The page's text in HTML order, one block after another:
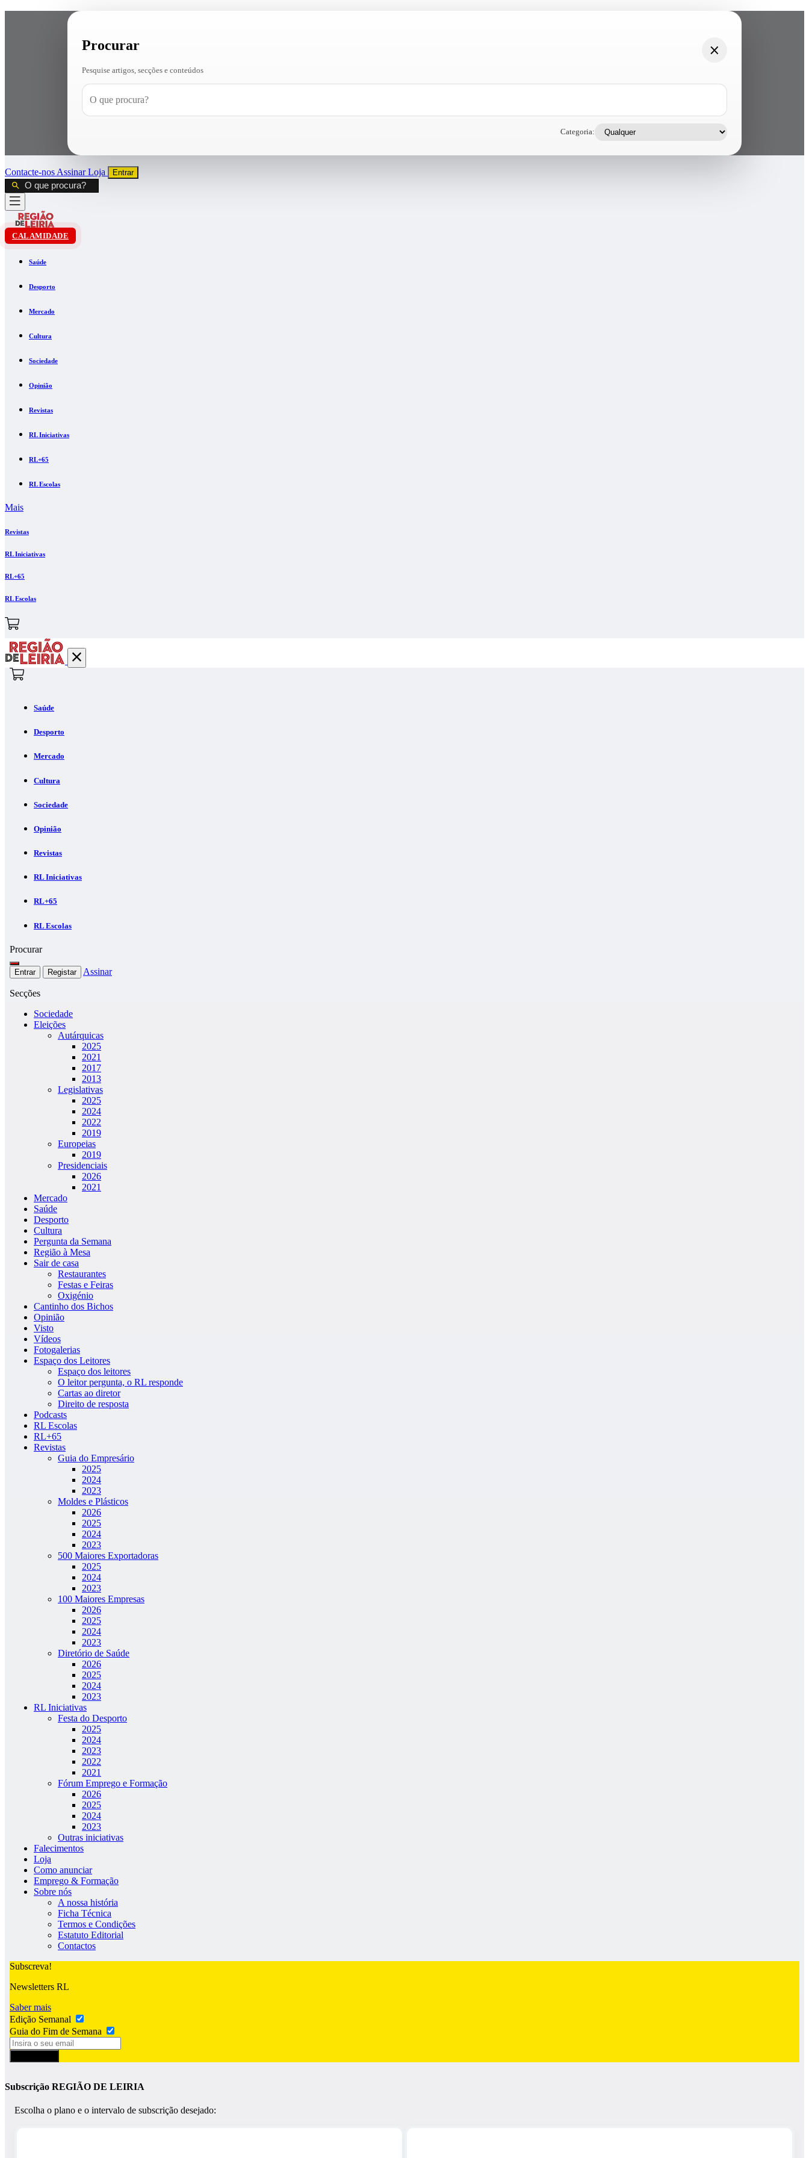
Procurar
Pesquise artigos, secções e conteúdos
Categoria:
Contacte-nos AssinarLoja Entrar
CALAMIDADE
Saúde
Desporto
Mercado
Cultura
Sociedade
Opinião
Revistas
RL Iniciativas
RL+65
RL Escolas
Mais
Revistas
RL Iniciativas
RL+65
RL Escolas
Saúde
Desporto
Mercado
Cultura
Sociedade
Opinião
Revistas
RL Iniciativas
RL+65
RL Escolas
Procurar
Entrar Registar Assinar
Secções
Sociedade
Eleições
Autárquicas
2025
2021
2017
2013
Legislativas
2025
2024
2022
2019
Europeias
2019
Presidenciais
2026
2021
Mercado
Saúde
Desporto
Cultura
Pergunta da Semana
Região à Mesa
Sair de casa
Restaurantes
Festas e Feiras
Oxigénio
Cantinho dos Bichos
Opinião
Visto
Vídeos
Fotogalerias
Espaço dos Leitores
Espaço dos leitores
O leitor pergunta, o RL responde
Cartas ao diretor
Direito de resposta
Podcasts
RL Escolas
RL+65
Revistas
Guia do Empresário
2025
2024
2023
Moldes e Plásticos
2026
2025
2024
2023
500 Maiores Exportadoras
2025
2024
2023
100 Maiores Empresas
2026
2025
2024
2023
Diretório de Saúde
2026
2025
2024
2023
RL Iniciativas
Festa do Desporto
2025
2024
2023
2022
2021
Fórum Emprego e Formação
2026
2025
2024
2023
Outras iniciativas
Falecimentos
Loja
Como anunciar
Emprego & Formação
Sobre nós
A nossa história
Ficha Técnica
Termos e Condições
Estatuto Editorial
Contactos
Subscreva!
Newsletters RL
Saber mais
Edição Semanal
Guia do Fim de Semana
Subscrição REGIÃO DE LEIRIA
Escolha o plano e o intervalo de subscrição desejado: